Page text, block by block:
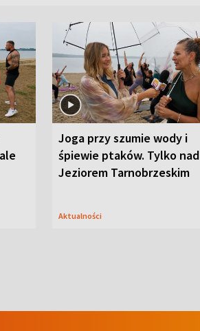
Joga przy szumie wody i
śpiewie ptaków. Tylko nad
Jeziorem Tarnobrzeskim
Aktualności